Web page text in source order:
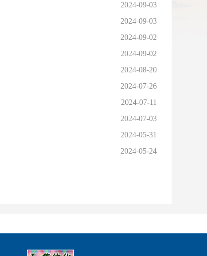
2024-09-03
2024-09-03
2024-09-02
2024-09-02
2024-08-20
2024-07-26
2024-07-11
2024-07-03
2024-05-31
2024-05-24